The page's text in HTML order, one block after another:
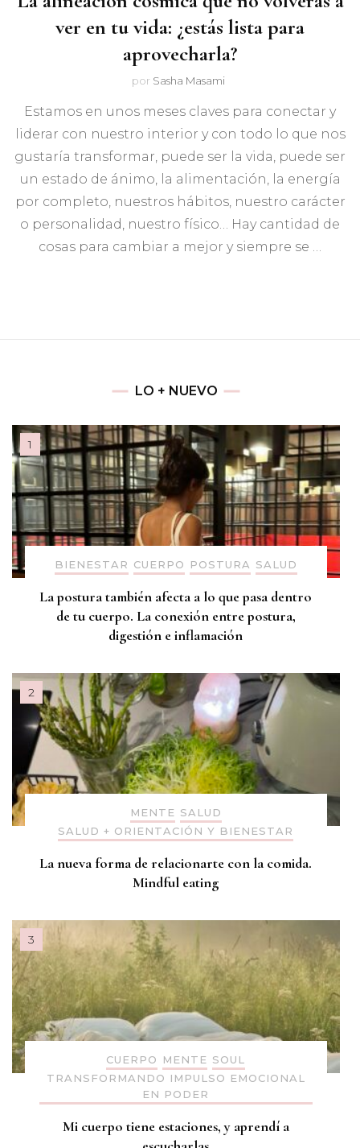
ver en tu vida: ¿estás lista para
aprovecharla?
por Sasha Masami
Estamos en unos meses claves para conectar y
liderar con nuestro interior y con todo lo que nos
gustaría transformar, puede ser la vida, puede ser
un estado de ánimo, la alimentación, la energía
por completo, nuestros hábitos, nuestro carácter
o personalidad, nuestro físico… Hay cantidad de
cosas para cambiar a mejor y siempre se …
LO + NUEVO
BIENESTAR CUERPO POSTURA SALUD
La postura también afecta a lo que pasa dentro
de tu cuerpo. La conexión entre postura,
digestión e inflamación
MENTE SALUD
SALUD + ORIENTACIÓN Y BIENESTAR
La nueva forma de relacionarte con la comida.
Mindful eating
CUERPO MENTE SOUL
TRANSFORMANDO IMPULSO EMOCIONAL
EN PODER
Mi cuerpo tiene estaciones, y aprendí a